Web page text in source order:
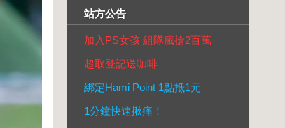
站方公告
加入PS女孩 組隊瘋搶2百萬
超取登記送咖啡
綁定Hami Point 1點抵1元
1分鐘快速揪痛！